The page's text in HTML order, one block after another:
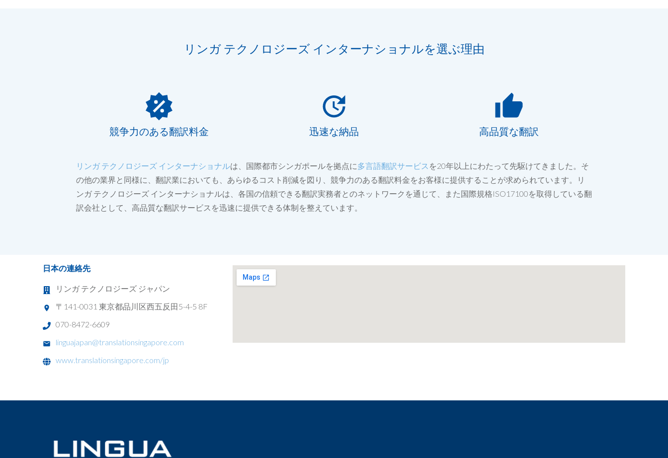
リンガ テクノロジーズ インターナショナルを選ぶ理由
競争力のある翻訳料金 迅速な納品 高品質な翻訳
リンガ テクノロジーズ インターナショナルは、国際都市シンガポールを拠点に多言語翻訳サービス を20年以上にわたって先駆けてきました。そ
の他の業界と同様に、翻訳業においても、あらゆるコスト削減を図り、競争力のある翻訳料金をお客様に提供することが求められています。リ
ンガ テクノロジーズ インターナショナルは、各国の信頼できる翻訳実務者とのネットワークを通じて、また国際規格ISO17100を取得している翻
訳会社として、高品質な翻訳サービスを迅速に提供できる体制を整えています。
日本の連絡先
リンガ テクノロジーズ ジャパン
〒141-0031 東京都品川区西五反田5-4-5 8F
070-8472-6609
linguajapan@translationsingapore.com
www.translationsingapore.com/jp